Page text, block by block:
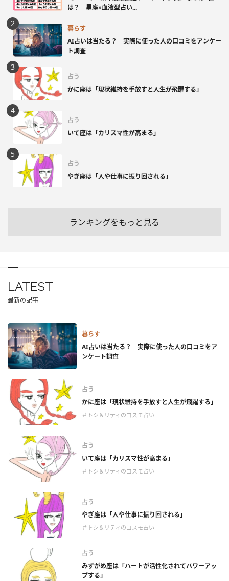
は？ 星座×血液型占い...
暮らす
AI占いは当たる？ 実際に使った人の口コミをアンケー
ト調査
占う
かに座は「現状維持を手放すと人生が飛躍する」
占う
いて座は「カリスマ性が高まる」
占う
やぎ座は「人や仕事に振り回される」
ランキングをもっと見る
LATEST
最新の記事
暮らす
AI占いは当たる？ 実際に使った人の口コミをア
ンケート調査
占う
かに座は「現状維持を手放すと人生が飛躍する」
＃トシ＆リティのコスモ占い
占う
いて座は「カリスマ性が高まる」
＃トシ＆リティのコスモ占い
占う
やぎ座は「人や仕事に振り回される」
＃トシ＆リティのコスモ占い
占う
みずがめ座は「ハートが活性化されてパワーアッ
プする」